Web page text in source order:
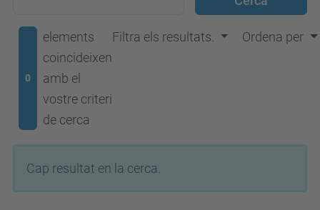
0
elements
coincideixen
amb el
vostre criteri
de cerca
Filtra els resultats. Ordena per
Cap resultat en la cerca.